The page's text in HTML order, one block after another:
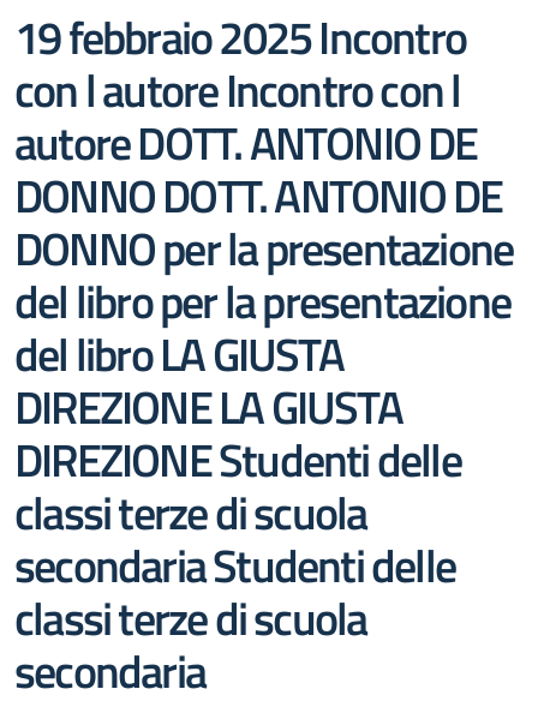
19 febbraio 2025 Incontro
con l autore Incontro con l
autore DOTT. ANTONIO DE
DONNO DOTT. ANTONIO DE
DONNO per la presentazione
del libro per la presentazione
del libro LA GIUSTA
DIREZIONE LA GIUSTA
DIREZIONE Studenti delle
classi terze di scuola
secondaria Studenti delle
classi terze di scuola
secondaria